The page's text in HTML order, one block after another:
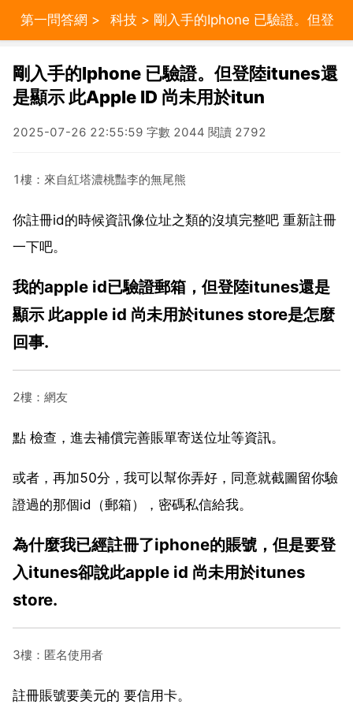
第一問答網 > 科技 > 剛入手的Iphone 已驗證。但登
陸itunes還是顯示 此Apple ID 尚未用於itun
剛入手的Iphone 已驗證。但登陸itunes還
是顯示 此Apple ID 尚未用於itun
2025-07-26 22:55:59 字數 2044 閱讀 2792
1樓：來自紅塔濃桃豔李的無尾熊
你註冊id的時候資訊像位址之類的沒填完整吧 重新註冊
一下吧。
我的apple id已驗證郵箱，但登陸itunes還是
顯示 此apple id 尚未用於itunes store是怎麼
回事.
2樓：網友
點 檢查，進去補償完善賬單寄送位址等資訊。
或者，再加50分，我可以幫你弄好，同意就截圖留你驗
證過的那個id（郵箱），密碼私信給我。
為什麼我已經註冊了iphone的賬號，但是要登
入itunes卻說此apple id 尚未用於itunes
store.
3樓：匿名使用者
註冊賬號要美元的 要信用卡。